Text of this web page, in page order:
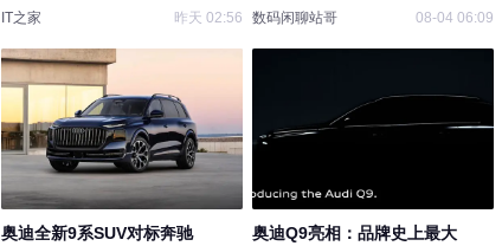
案
IT之家 昨天 02:56 数码闲聊站哥 08-04 06:09
奥迪全新9系SUV对标奔驰
奥迪Q9亮相：品牌史上最大